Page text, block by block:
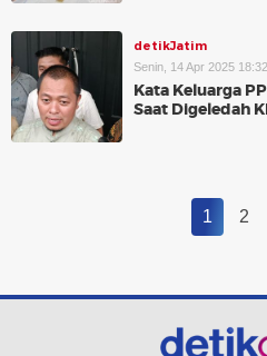
detikJatim
Senin, 14 Apr 2025
Kata Keluarga
Saat Digeledah
1 2